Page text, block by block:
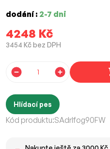
dodání : 2-7 dni
4248 Kč
3454 Kč bez DPH
Hlídací pes
Kód produktu:SAdrlfog90FW